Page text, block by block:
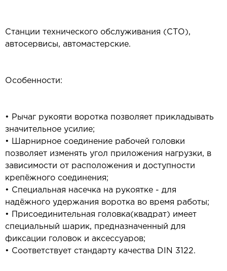
Станции технического обслуживания (СТО),
автосервисы, автомастерские.
Особенности:
• Рычаг рукояти воротка позволяет прикладывать
значительное усилие;
• Шарнирное соединение рабочей головки
позволяет изменять угол приложения нагрузки, в
зависимости от расположения и доступности
крепёжного соединения;
• Специальная насечка на рукоятке - для
надёжного удержания воротка во время работы;
• Присоединительная головка(квадрат) имеет
специальный шарик, предназначенный для
фиксации головок и аксессуаров;
• Соответствует стандарту качества DIN 3122.